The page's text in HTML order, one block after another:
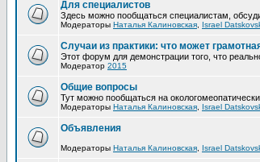
Для специалистов
Здесь можно пообщаться специалистам,
Модераторы Наталья Калиновская Israel
Случаи из практики: что может
Этот форум для демонстрации того, что
Модератор 2015
Общие вопросы
Тут можно пообщаться на
Модераторы Наталья Калиновская Israel
Объявления
Модераторы Наталья Калиновская Israel